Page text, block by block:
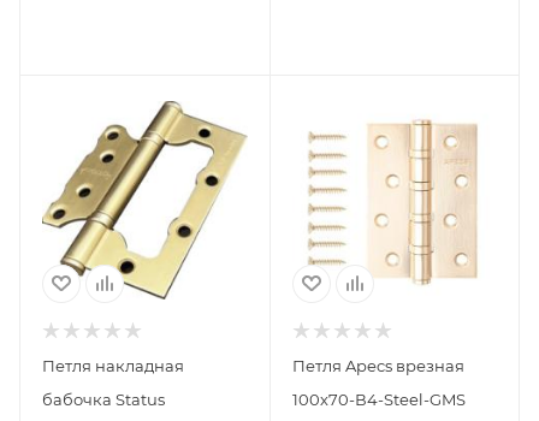
Петля накладная
бабочка Status
Петля Apecs врезная
100х70-В4-Steel-GMS